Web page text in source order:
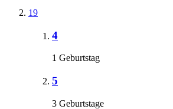
19
4
1 Geburtstag
5
3 Geburtstage